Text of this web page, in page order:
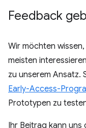
Feedback
Wir möchten
meisten
zu unserem Ansatz.
Early-Access-
Prototypen zu
Ihr Beitrag kann uns